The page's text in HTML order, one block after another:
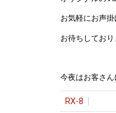
お気軽にお声掛
お待ちしており
今夜はお客さ
RX-8